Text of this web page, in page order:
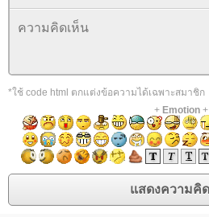
*ใช้ code html ตกแต่งข้อความได้เฉพาะสมาชิก
+ Emotion+